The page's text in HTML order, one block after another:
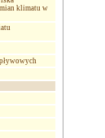
klimatu w